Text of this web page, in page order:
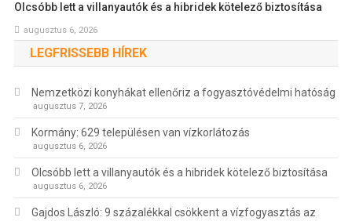
Olcsóbb lett a villanyautók és a hibridek kötelező biztosítása
augusztus 6, 2026
LEGFRISSEBB HÍREK
Nemzetközi konyhákat ellenőriz a fogyasztóvédelmi hatóság
augusztus 7, 2026
Kormány: 629 településen van vízkorlátozás
augusztus 6, 2026
Olcsóbb lett a villanyautók és a hibridek kötelező biztosítása
augusztus 6, 2026
Gajdos László: 9 százalékkal csökkent a vízfogyasztás az